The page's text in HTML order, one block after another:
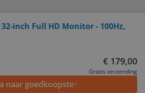
32-inch Full HD Monitor - 100Hz,
€ 179,00
Gratis verzending
naar goedkoopste